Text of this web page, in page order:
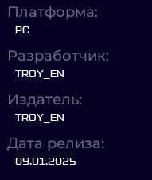
Платформа:
PC
Разработчик:
TROY_EN
Издатель:
TROY_EN
Дата релиза:
09.01.2025